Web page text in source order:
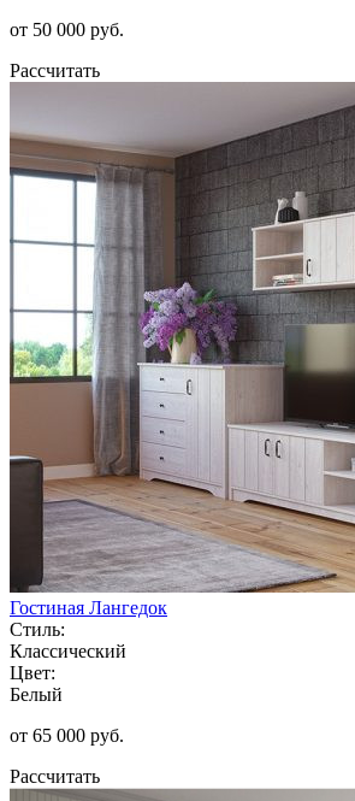
от 50 000 руб.
Рассчитать
Гостиная Лангедок
Стиль:
Классический
Цвет:
Белый
от 65 000 руб.
Рассчитать